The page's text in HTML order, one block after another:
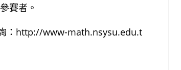
賽者。
：http://www-math.nsysu.edu.t